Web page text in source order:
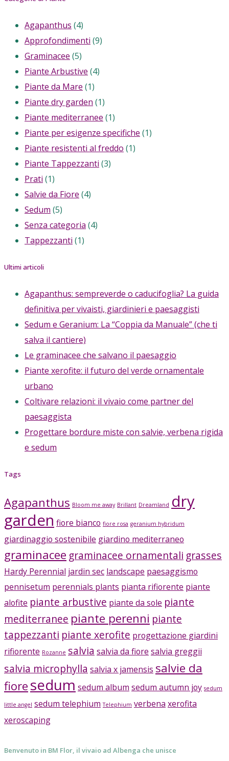
Agapanthus (4)
Approfondimenti (9)
Graminacee (5)
Piante Arbustive (4)
Piante da Mare (1)
Piante dry garden (1)
Piante mediterranee (1)
Piante per esigenze specifiche (1)
Piante resistenti al freddo (1)
Piante Tappezzanti (3)
Prati (1)
Salvie da Fiore (4)
Sedum (5)
Senza categoria (4)
Tappezzanti (1)
Ultimi articoli
Agapanthus: sempreverde o caducifoglia? La guida
definitiva per vivaisti, giardinieri e paesaggisti
Sedum e Geranium: La “Coppia da Manuale” (che ti
salva il cantiere)
Le graminacee che salvano il paesaggio
Piante xerofite: il futuro del verde ornamentale
urbano
Coltivare relazioni: il vivaio come partner del
paesaggista
Progettare bordure miste con salvie, verbena rigida
e sedum
Tags
Agapanthus Bloom me away Brillant Dreamland dry
garden fiore bianco fiore rosa geranium hybridum
giardinaggio sostenibile giardino mediterraneo
graminacee graminacee ornamentali grasses
Hardy Perennial jardin sec landscape paesaggismo
pennisetum perennials plants pianta rifiorente piante
alofite piante arbustive piante da sole piante
mediterranee piante perenni piante
tappezzanti piante xerofite progettazione giardini
rifiorente Rozanne salvia salvia da fiore salvia greggii
salvia microphylla salvia x jamensis salvie da
fiore sedum sedum album sedum autumn joy sedum
little angel sedum telephium Telephium verbena xerofita
xeroscaping
Benvenuto in BM Flor, il vivaio ad Albenga che unisce